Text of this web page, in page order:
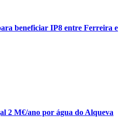
beneficiar IP8 entre Ferreira e
2 M€/ano por água do Alqueva